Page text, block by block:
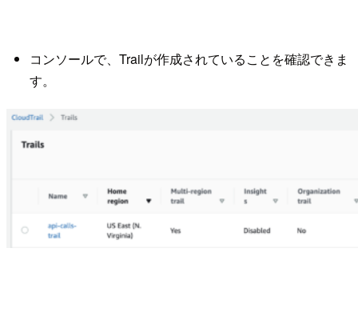
コンソールで、Trailが作成されていることを確認できま
す。